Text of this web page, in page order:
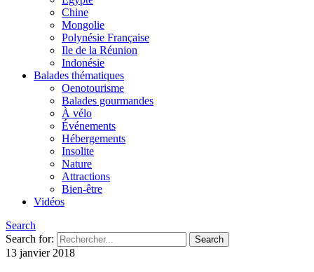
Chine
Mongolie
Polynésie Française
Ile de la Réunion
Indonésie
Balades thématiques
Oenotourisme
Balades gourmandes
À vélo
Événements
Hébergements
Insolite
Nature
Attractions
Bien-être
Vidéos
Search
Search for:
13 janvier 2018